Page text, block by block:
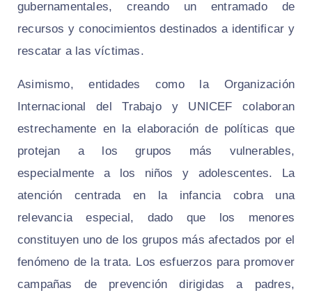
gubernamentales, creando un entramado de
recursos y conocimientos destinados a identificar y
rescatar a las víctimas.
Asimismo, entidades como la Organización
Internacional del Trabajo y UNICEF colaboran
estrechamente en la elaboración de políticas que
protejan a los grupos más vulnerables,
especialmente a los niños y adolescentes. La
atención centrada en la infancia cobra una
relevancia especial, dado que los menores
constituyen uno de los grupos más afectados por el
fenómeno de la trata. Los esfuerzos para promover
campañas de prevención dirigidas a padres,